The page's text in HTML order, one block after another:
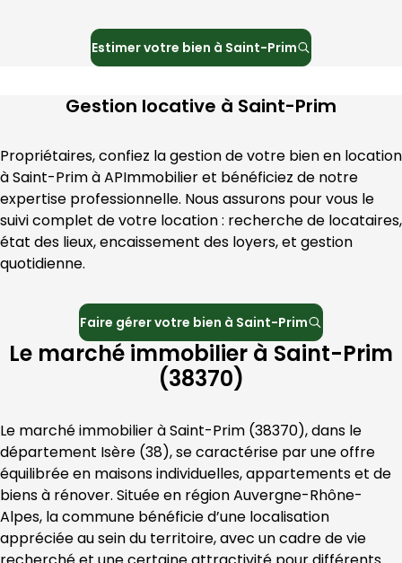
Estimer votre bien à Saint-Prim
Gestion locative à Saint-Prim
Propriétaires, confiez la gestion de votre bien en location
à Saint-Prim à APImmobilier et bénéficiez de notre
expertise professionnelle. Nous assurons pour vous le
suivi complet de votre location : recherche de locataires,
état des lieux, encaissement des loyers, et gestion
quotidienne.
Faire gérer votre bien à Saint-Prim
Le marché immobilier à Saint-Prim
(38370)
Le marché immobilier à Saint-Prim (38370), dans le
département Isère (38), se caractérise par une offre
équilibrée en maisons individuelles, appartements et de
biens à rénover. Située en région Auvergne-Rhône-
Alpes, la commune bénéficie d’une localisation
appréciée au sein du territoire, avec un cadre de vie